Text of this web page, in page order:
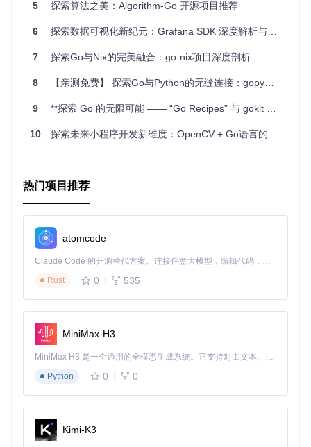
总结来说，gopl项目是一个极佳的学习和实践Go语言的平
编程技能的理想资源。加入我们，一起享受Go编程的乐趣
5 探索算法之美：Algorithm-Go 开源项目推荐
6 探索数据可视化新纪元：Grafana SDK 深度解析与应用指南
7 探索Go与Nix的完美融合：go-nix项目深度剖析
8 【亲测免费】 探索Go与Python的无缝连接：gopy开源库详解
9 **探索 Go 的无限可能 —— “Go Recipes” 与 gokit 开源项目**
10 探索未来小程序开发新维度：OpenCV + Go语言的WebAssembly之旅
热门项目推荐
atomcode
Claude Code 的开源替代方案。连接任意大模型，编辑代码，运行命令，自动验证 — 全自动执行。用 Rust 构建，极致性能。 ｜ An open-source alternative to Claude Code. Connect any LLM, edit code, run commands, and verify changes — autonomously. Built in Rust for speed. Get Started
Rust
0 535
MiniMax-H3
MiniMax H3 是一个通用的全模态生成系统。它支持对由文本、图像、视频和音频组成的多模态上下文进行统一理解，并能生成分辨率高达 2K、时长可达 15 秒的带原生立体声音频的视频。得益于面向任务泛化的系统设计，H3 在预训练阶段就已具备广泛的多模态上下文理解与生成能力，能够出色地执行复杂的多模态指令。
Python
0 0
Kimi-K3